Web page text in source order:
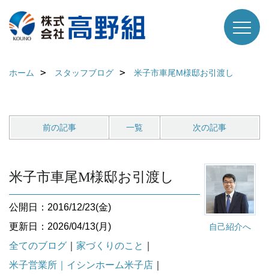
ホーム スタッフブログ 米子市車尾М様邸お引渡し
前の記事 一覧 次の記事
自己紹介へ
米子市車尾М様邸お引渡し
公開日：2016/12/23(金)
更新日：2026/04/13(月)
全てのブログ
家づくりのこと
米子営業所｜イシンホーム米子店